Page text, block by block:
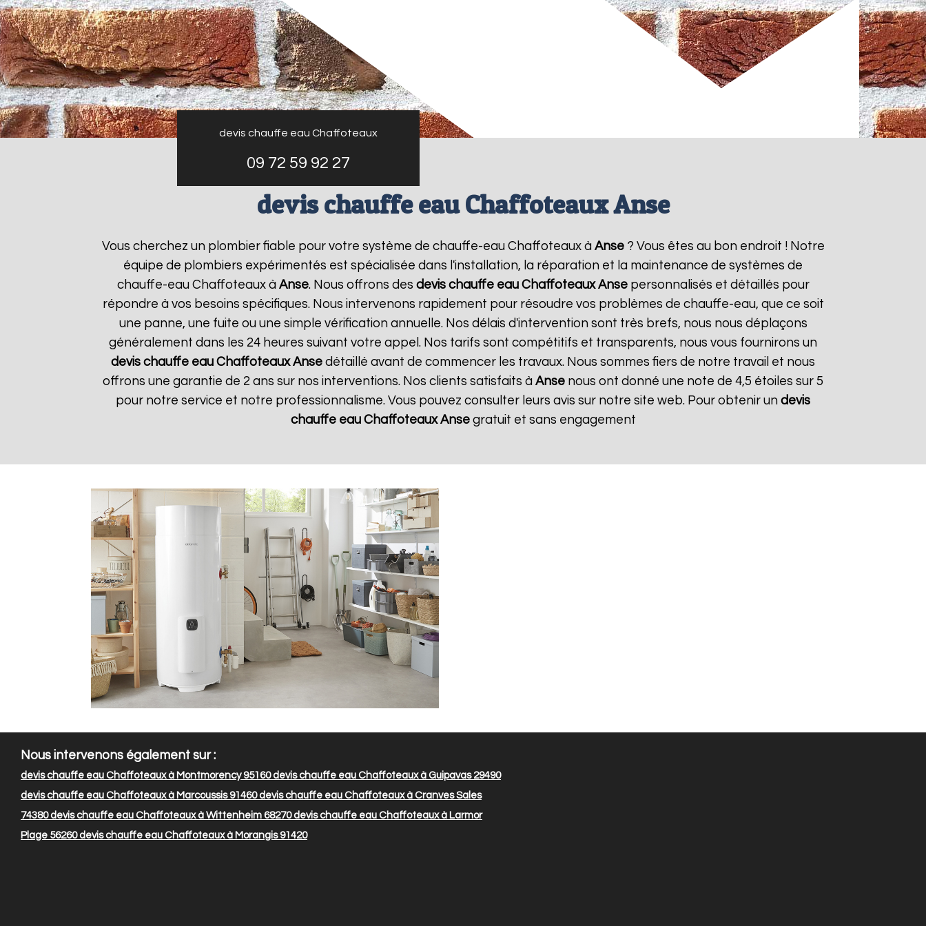
devis chauffe eau Chaffoteaux
09 72 59 92 27
devis chauffe eau Chaffoteaux Anse
Vous cherchez un plombier fiable pour votre système de chauffe-eau Chaffoteaux à Anse? Vous êtes au bon endroit ! Notre
équipe de plombiers expérimentés est spécialisée dans l'installation, la réparation et la maintenance de systèmes de
chauffe-eau Chaffoteaux à Anse. Nous offrons des devis chauffe eau Chaffoteaux Ansepersonnalisés et détaillés pour
répondre à vos besoins spécifiques. Nous intervenons rapidement pour résoudre vos problèmes de chauffe-eau, que ce soit
une panne, une fuite ou une simple vérification annuelle. Nos délais d'intervention sont très brefs, nous nous déplaçons
généralement dans les 24 heures suivant votre appel. Nos tarifs sont compétitifs et transparents, nous vous fournirons un
devis chauffe eau Chaffoteaux Anse détaillé avant de commencer les travaux. Nous sommes fiers de notre travail et nous
offrons une garantie de 2 ans sur nos interventions. Nos clients satisfaits à Anse nous ont donné une note de 4,5 étoiles sur 5
pour notre service et notre professionnalisme. Vous pouvez consulter leurs avis sur notre site web. Pour obtenir un devis
chauffe eau Chaffoteaux Ansegratuit et sans engagement
Nous intervenons également sur :
devis chauffe eau Chaffoteaux à Montmorency 95160devis chauffe eau Chaffoteaux à Guipavas 29490
devis chauffe eau Chaffoteaux à Marcoussis 91460devis chauffe eau Chaffoteaux à Cranves Sales
74380devis chauffe eau Chaffoteaux à Wittenheim 68270devis chauffe eau Chaffoteaux à Larmor
Plage 56260devis chauffe eau Chaffoteaux à Morangis 91420